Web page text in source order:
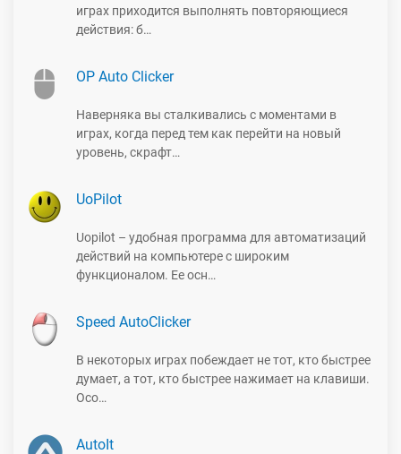
играх приходится выполнять повторяющиеся
действия: б…
OP Auto Clicker
Наверняка вы сталкивались с моментами в
играх, когда перед тем как перейти на новый
уровень, скрафт…
UoPilot
Uopilot – удобная программа для автоматизаций
действий на компьютере с широким
функционалом. Ее осн…
Speed AutoClicker
В некоторых играх побеждает не тот, кто быстрее
думает, а тот, кто быстрее нажимает на клавиши.
Осо…
AutoIt